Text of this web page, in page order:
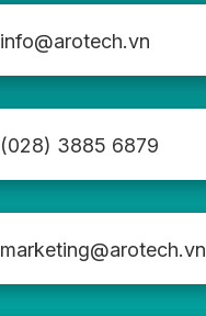
info@arotech.vn
(028) 3885 6879
marketing@arotech.vn